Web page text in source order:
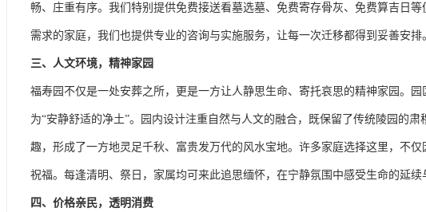
畅、庄重有序。我们特别提供免费接送看墓选墓、免费寄存骨灰、免费算吉日
需求的家庭，我们也提供专业的咨询与实施服务，让每一次迁移都得到妥善安排
三、人文环境，精神家园
福寿园不仅是一处安葬之所，更是一方让人静思生命、寄托哀思的精神家园。
为“安静舒适的净土”。园内设计注重自然与人文的融合，既保留了传统陵园的
趣，形成了一方地灵足千秋、富贵发万代的风水宝地。许多家庭选择这里，不
祝福。每逢清明、祭日，家属均可来此追思缅怀，在宁静氛围中感受生命的延续
四、价格亲民，透明消费